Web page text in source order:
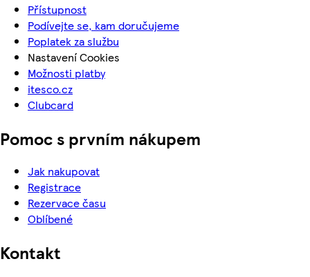
Přístupnost
Podívejte se, kam doručujeme
Poplatek za službu
Nastavení Cookies
Možnosti platby
itesco.cz
Clubcard
Pomoc s prvním nákupem
Jak nakupovat
Registrace
Rezervace času
Oblíbené
Kontakt